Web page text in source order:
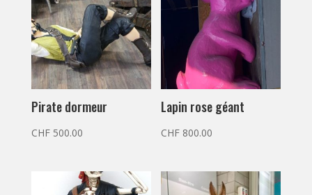
Pirate dormeur
CHF500.00
Lapin rose géant
CHF 800.00